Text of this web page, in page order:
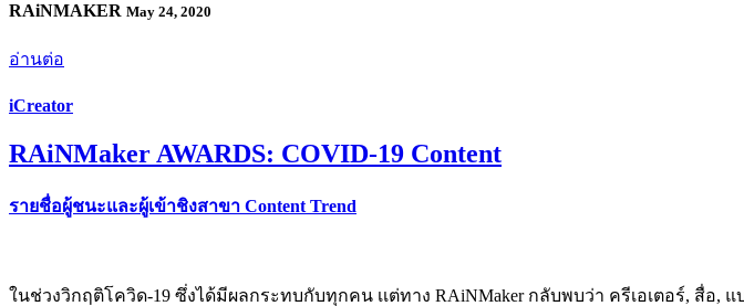
RAiNMAKER May 24, 2020
อ่านต่อ
iCreator
RAiNMaker AWARDS: COVID-19 Content
รายชื่อผู้ชนะและผู้เข้าชิงสาขา Content Trend
ในช่วงวิกฤติโควิด-19 ซึ่งได้มีผลกระทบกับทุกคน เเต่ทาง RAiNMaker กลับพบว่า ครีเอเตอร์, สื่